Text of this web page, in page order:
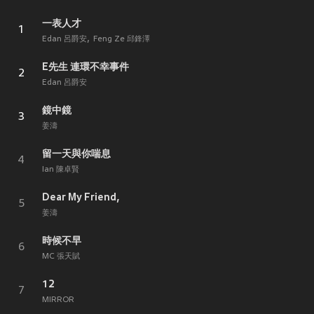
1
一表人才
Edan 呂爵安 Feng Ze 邱鋒澤
2
E先生 連環不幸事件
Edan 呂爵安
3
鏡中鏡
姜濤
4
留一天與你喘息
Ian 陳卓賢
5
Dear My Friend,
姜濤
6
時候不早
MC 張天賦
7
12
MIRROR